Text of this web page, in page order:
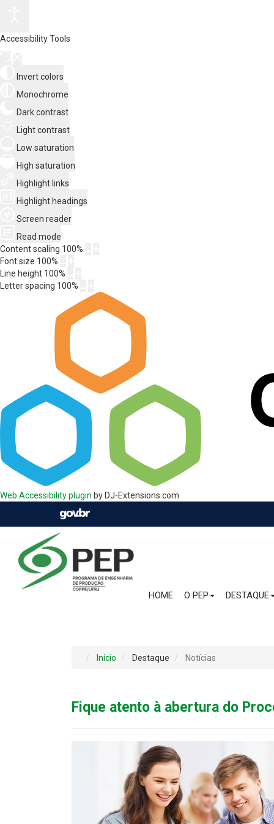
Accessibility Tools
Invert colors
Monochrome
Dark contrast
Light contrast
Low saturation
High saturation
Highlight links
Highlight headings
Screen reader
Read mode
Content scaling 100%
Font size 100%
Line height 100%
Letter spacing 100%
Web Accessibility plugin by DJ-Extensions.com
HOME O PEP DESTAQUE
Início Destaque Notícias
Fique atento à abertura do